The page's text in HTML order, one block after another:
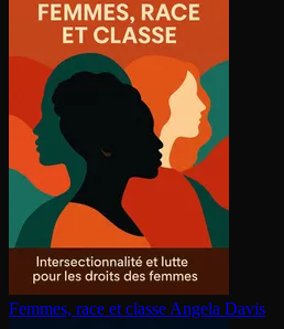
Femmes, race et classe Angela Davis